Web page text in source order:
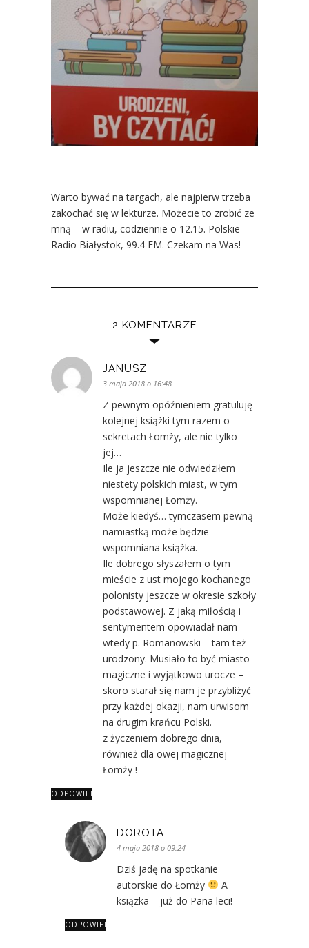
Warto bywać na targach, ale najpierw trzeba
zakochać się w lekturze. Możecie to zrobić ze
mną – w radiu, codziennie o 12.15. Polskie
Radio Białystok, 99.4 FM. Czekam na Was!
2 KOMENTARZE
JANUSZ
3 maja 2018 o 16:48
Z pewnym opóźnieniem gratuluję
kolejnej książki tym razem o
sekretach Łomży, ale nie tylko
jej…
Ile ja jeszcze nie odwiedziłem
niestety polskich miast, w tym
wspomnianej Łomży.
Może kiedyś… tymczasem pewną
namiastką może będzie
wspomniana książka.
Ile dobrego słyszałem o tym
mieście z ust mojego kochanego
polonisty jeszcze w okresie szkoły
podstawowej. Z jaką miłością i
sentymentem opowiadał nam
wtedy p. Romanowski – tam też
urodzony. Musiało to być miasto
magiczne i wyjątkowo urocze –
skoro starał się nam je przybliżyć
przy każdej okazji, nam urwisom
na drugim krańcu Polski.
z życzeniem dobrego dnia,
również dla owej magicznej
Łomży !
ODPOWIEDZ
DOROTA
4 maja 2018 o 09:24
Dziś jadę na spotkanie
autorskie do Łomży
A
ksiązka – już do Pana leci!
ODPOWIEDZ